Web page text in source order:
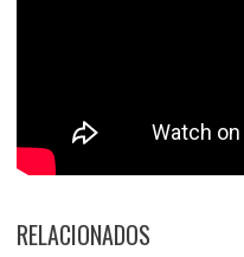
RELACIONADOS